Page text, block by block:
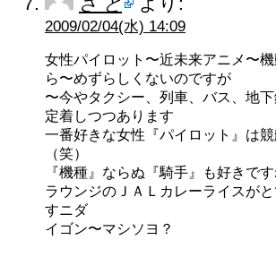
2009/02/04(水) 14:09
女性パイロット〜近未来アニメ〜
ら〜めずらしくないのですが
〜今やタクシー、列車、バス、地
定着しつつあります
一番好きな女性『パイロット』は
（笑）
『機種』ならぬ『騎手』も好きで
ラウンジのＪＡＬカレーライスが
すニダ
イゴン〜マシソヨ？